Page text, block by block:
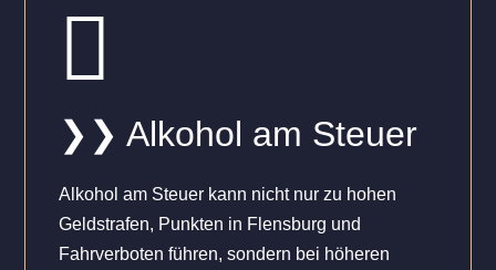

❯❯ Alkohol am Steuer
Alkohol am Steuer kann nicht nur zu hohen
Geldstrafen, Punkten in Flensburg und
Fahrverboten führen, sondern bei höheren